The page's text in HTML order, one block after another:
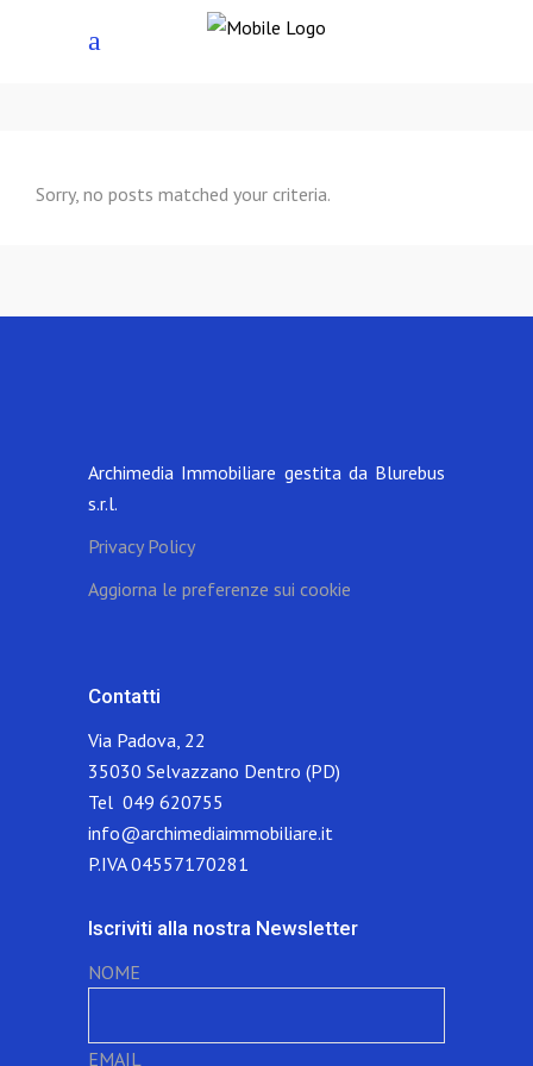
Sorry, no posts matched your criteria.
Archimedia Immobiliare gestita da Blurebus
s.r.l.
Privacy Policy
Aggiorna le preferenze sui cookie
Contatti
Via Padova, 22
35030 Selvazzano Dentro (PD)
Tel 049 620755
info@archimediaimmobiliare.it
P.IVA 04557170281
Iscriviti alla nostra Newsletter
NOME
EMAIL